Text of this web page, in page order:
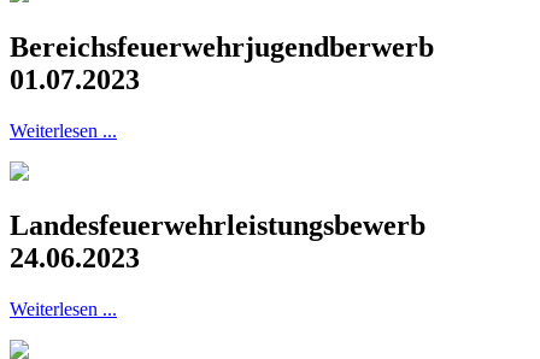
Bereichsfeuerwehrjugendberwerb
01.07.2023
Weiterlesen ...
Landesfeuerwehrleistungsbewerb
24.06.2023
Weiterlesen ...